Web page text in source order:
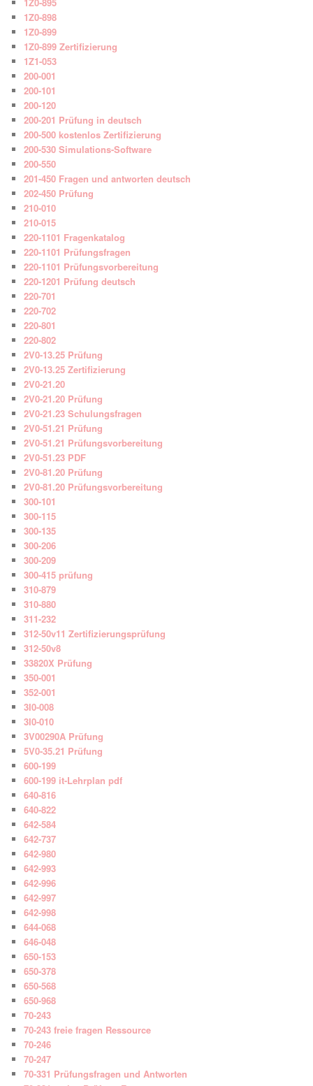
1Z0-898
1Z0-899
1Z0-899 Zertifizierung
1Z1-053
200-001
200-101
200-120
200-201 Prüfung in deutsch
200-500 kostenlos Zertifizierung
200-530 Simulations-Software
200-550
201-450 Fragen und antworten deutsch
202-450 Prüfung
210-010
210-015
220-1101 Fragenkatalog
220-1101 Prüfungsfragen
220-1101 Prüfungsvorbereitung
220-1201 Prüfung deutsch
220-701
220-702
220-801
220-802
2V0-13.25 Prüfung
2V0-13.25 Zertifizierung
2V0-21.20
2V0-21.20 Prüfung
2V0-21.23 Schulungsfragen
2V0-51.21 Prüfung
2V0-51.21 Prüfungsvorbereitung
2V0-51.23 PDF
2V0-81.20 Prüfung
2V0-81.20 Prüfungsvorbereitung
300-101
300-115
300-135
300-206
300-209
300-415 prüfung
310-879
310-880
311-232
312-50v11 Zertifizierungsprüfung
312-50v8
33820X Prüfung
350-001
352-001
3I0-008
3I0-010
3V00290A Prüfung
5V0-35.21 Prüfung
600-199
600-199 it-Lehrplan pdf
640-816
640-822
642-584
642-737
642-980
642-993
642-996
642-997
642-998
644-068
646-048
650-153
650-378
650-568
650-968
70-243
70-243 freie fragen Ressource
70-246
70-247
70-331 Prüfungsfragen und Antworten